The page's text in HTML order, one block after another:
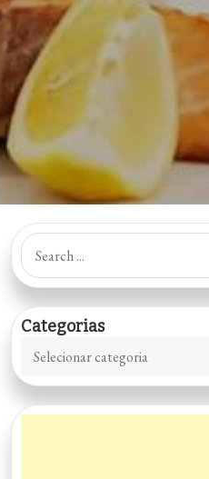
Search
for:
Categorias
Categorias